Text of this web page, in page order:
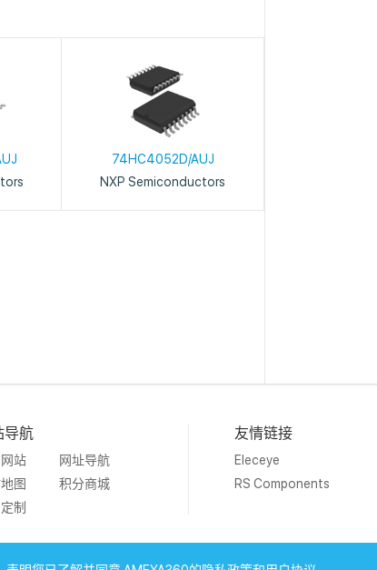
74HC4052D/AUJ
NXP Semiconductors
导航
站
网址导航
图
积分商城
制
友情链接
Eleceye
RS Components